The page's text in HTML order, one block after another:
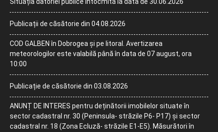
Publicații de căsătorie din 04.08.2026
COD GALBEN în Dobrogea și pe litoral. Avertizarea
meteorologilor este valabilă până în data de 07 august, ora
10:00
Publicație de căsătorie din 03.08.2026
ANUNȚ DE INTERES pentru deținătorii imobilelor situate în
sector cadastral nr. 30 (Peninsula- străzile P6- P17) și sector
cadastral nr. 18 (Zona Ecluză- străzile E1-E5). Măsurători în